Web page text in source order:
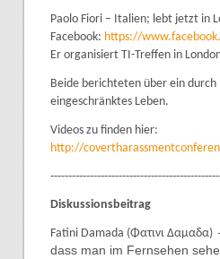
Paolo Fiori – Italien; lebt jetzt in
Facebook: https://
Er organisiert TI-Treffen in
Beide berichteten über ein durch
eingeschränktes Leben.
Videos zu finden hier:
http://
Diskussionsbeitrag
Fatini Damada (Φατινι Δαμαδα)
dass man im Fernsehen